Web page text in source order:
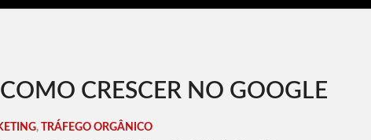
COMO CRESCER NO GOOGLE
, TRÁFEGO ORGÂNICO